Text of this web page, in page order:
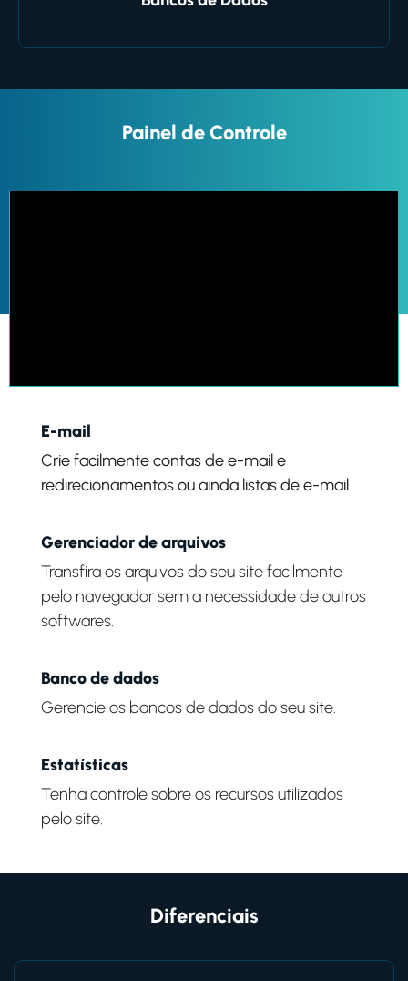
Painel de Controle
E-mail
Crie facilmente contas de e-mail e
redirecionamentos ou ainda listas de e-mail.
Gerenciador de arquivos
Transfira os arquivos do seu site facilmente
pelo navegador sem a necessidade de outros
softwares.
Banco de dados
Gerencie os bancos de dados do seu site.
Estatísticas
Tenha controle sobre os recursos utilizados
pelo site.
Diferenciais